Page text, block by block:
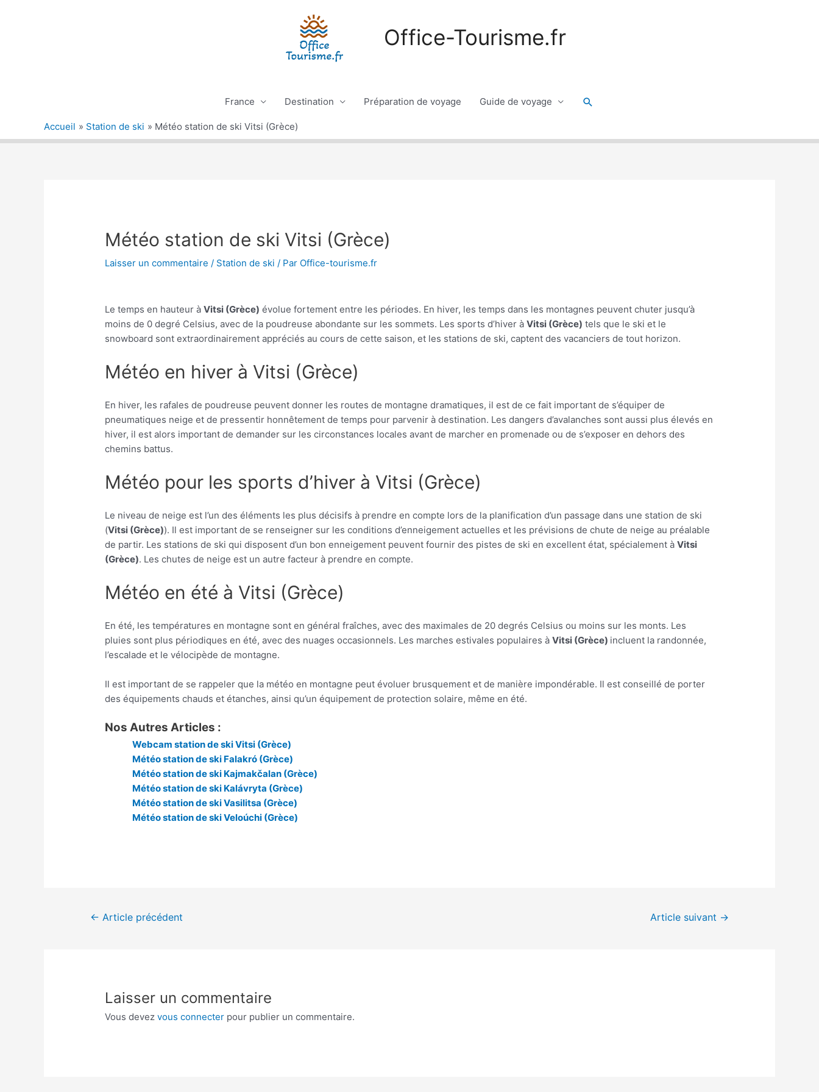
Office-Tourisme.fr
France Destination Préparation de voyage Guide de voyage Rechercher
Accueil Station de ski Météo station de ski Vitsi (Grèce)
Météo station de ski Vitsi (Grèce)
Laisser un commentaire / Station de ski / Par Office-tourisme.fr
Le temps en hauteur àVitsi (Grèce) évolue fortement entre les périodes. En hiver, les temps dans les montagnes peuvent chuter jusqu’à
moins de 0 degré Celsius, avec de la poudreuse abondante sur les sommets. Les sports d’hiver àVitsi (Grèce) tels que le ski et le
snowboard sont extraordinairement appréciés au cours de cette saison, et les stations de ski, captent des vacanciers de tout horizon.
Météo en hiver à Vitsi (Grèce)
En hiver, les rafales de poudreuse peuvent donner les routes de montagne dramatiques, il est de ce fait important de s’équiper de
pneumatiques neige et de pressentir honnêtement de temps pour parvenir à destination. Les dangers d’avalanches sont aussi plus élevés en
hiver, il est alors important de demander sur les circonstances locales avant de marcher en promenade ou de s’exposer en dehors des
chemins battus.
Météo pour les sports d’hiver à Vitsi (Grèce)
Le niveau de neige est l’un des éléments les plus décisifs à prendre en compte lors de la planification d’un passage dans une station de ski
(Vitsi (Grèce)). Il est important de se renseigner sur les conditions d’enneigement actuelles et les prévisions de chute de neige au préalable
de partir. Les stations de ski qui disposent d’un bon enneigement peuvent fournir des pistes de ski en excellent état, spécialement àVitsi
(Grèce). Les chutes de neige est un autre facteur à prendre en compte.
Météo en été à Vitsi (Grèce)
En été, les températures en montagne sont en général fraîches, avec des maximales de 20 degrés Celsius ou moins sur les monts. Les
pluies sont plus périodiques en été, avec des nuages occasionnels. Les marches estivales populaires àVitsi (Grèce) incluent la randonnée,
l’escalade et le vélocipède de montagne.
Il est important de se rappeler que la météo en montagne peut évoluer brusquement et de manière impondérable. Il est conseillé de porter
des équipements chauds et étanches, ainsi qu’un équipement de protection solaire, même en été.
Nos Autres Articles :
Webcam station de ski Vitsi (Grèce)
Météo station de ski Falakró (Grèce)
Météo station de ski Kajmakčalan (Grèce)
Météo station de ski Kalávryta (Grèce)
Météo station de ski Vasilitsa (Grèce)
Météo station de ski Veloúchi (Grèce)
Navigation
← Article précédent Article suivant →
Laisser un commentaire
Vous devezvous connecter pour publier un commentaire.